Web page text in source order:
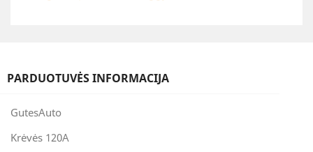
PARDUOTUVĖS INFORMACIJA
GutesAuto
Krėvės 120A